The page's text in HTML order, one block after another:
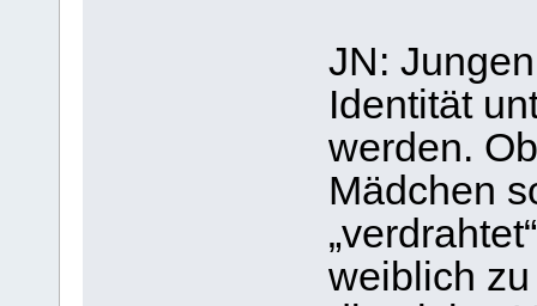
JN:
Identität
werden.
Mädchen
weiblich